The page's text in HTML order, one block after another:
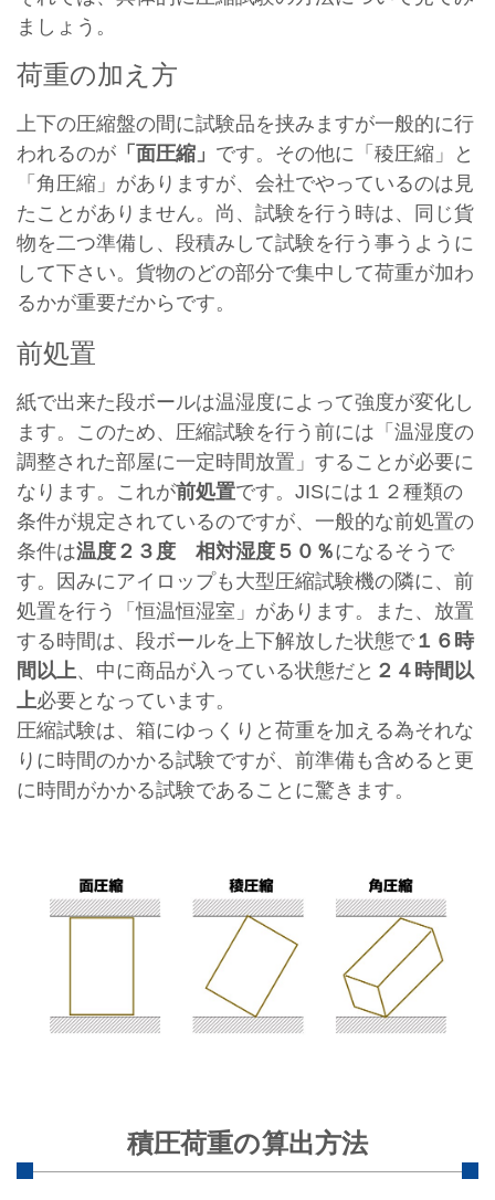
ましょう。
荷重の加え方
上下の圧縮盤の間に試験品を挟みますが一般的に行
われるのが 「面圧縮」 です。その他に「稜圧縮」と
「角圧縮」がありますが、会社でやっているのは見
たことがありません。尚、試験を行う時は、同じ貨
物を二つ準備し、段積みして試験を行う事うように
して下さい。貨物のどの部分で集中して荷重が加わ
るかが重要だからです。
前処置
紙で出来た段ボールは温湿度によって強度が変化し
ます。このため、圧縮試験を行う前には「温湿度の
調整された部屋に一定時間放置」することが必要に
なります。これが前処置です。JISには１２種類の
条件が規定されているのですが、一般的な前処置の
条件は温度２３度 相対湿度５０％になるそうで
す。因みにアイロップも大型圧縮試験機の隣に、前
処置を行う「恒温恒湿室」があります。また、放置
する時間は、段ボールを上下解放した状態で １６時
間以上、中に商品が入っている状態だと ２４時間以
上必要となっています。
圧縮試験は、箱にゆっくりと荷重を加える為それな
りに時間のかかる試験ですが、前準備も含めると更
に時間がかかる試験であることに驚きます。
積圧荷重の算出方法